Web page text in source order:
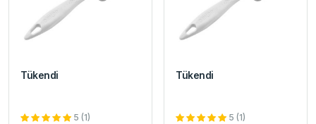
Tükendi
5 (1)
Tükendi
5 (1)